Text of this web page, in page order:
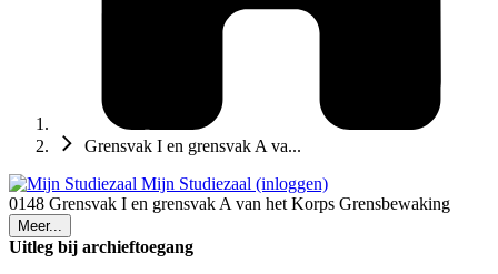
Grensvak I en grensvak A va...
Mijn Studiezaal (inloggen)
0148 Grensvak I en grensvak A van het Korps Grensbewaking
Meer...
Uitleg bij archieftoegang